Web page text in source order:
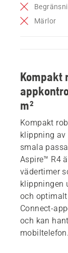
Märlor
Kompakt
m²
Kompakt
klippning
smala
Aspire™ R4
vädertimer
klippningen
och
Connect-
och kan